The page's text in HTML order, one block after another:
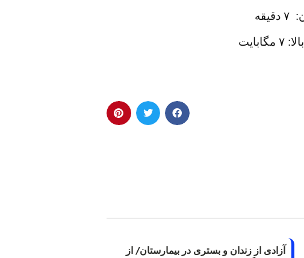
۷ دقيقه
آزادی از زندان و بستری در بیمارستان/ از